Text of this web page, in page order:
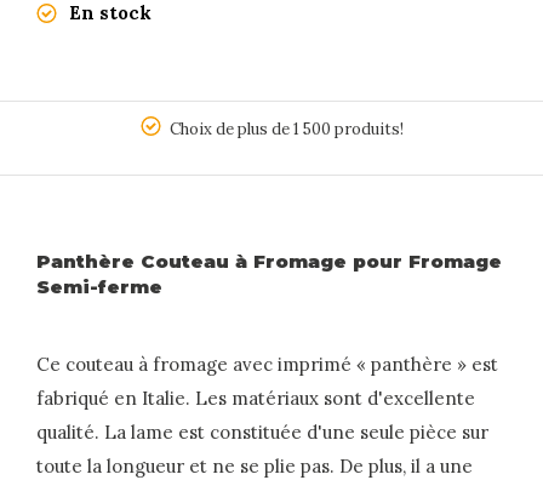
En stock
Choix de plus de 1 500 produits!
Panthère Couteau à Fromage pour Fromage
Semi-ferme
Ce couteau à fromage avec imprimé « panthère » est
fabriqué en Italie. Les matériaux sont d'excellente
qualité. La lame est constituée d'une seule pièce sur
toute la longueur et ne se plie pas. De plus, il a une